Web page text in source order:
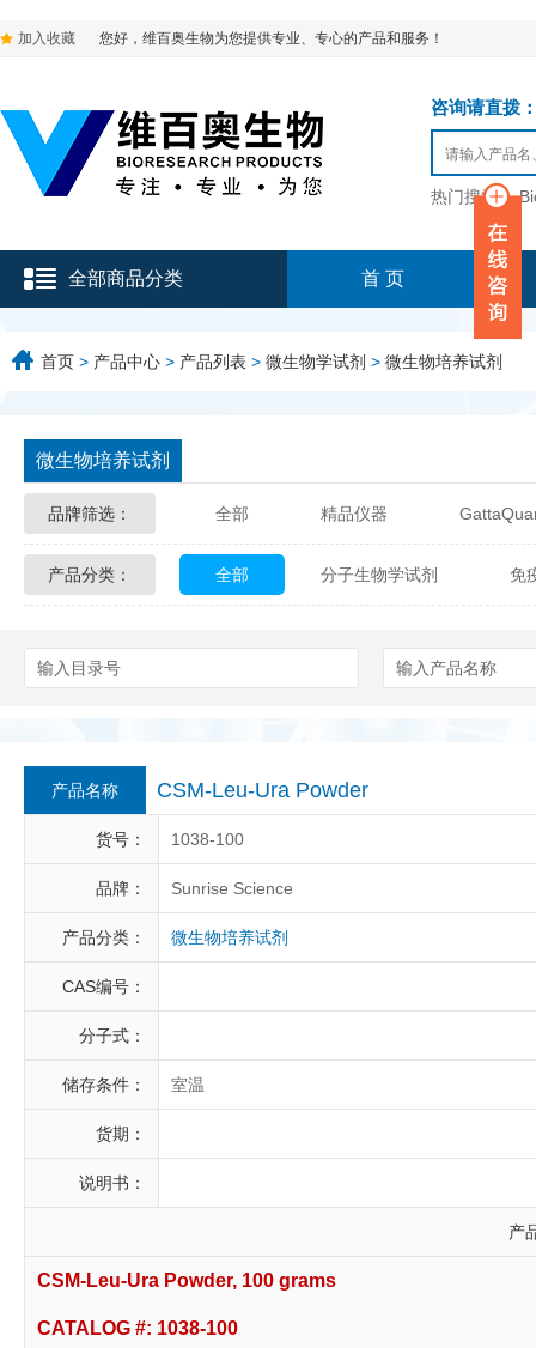
加入收藏 您好，维百奥生物为您提供专业、专心的产品和服务！
咨询请直拨
热门搜索：
全部商品分类 首 页
首页 > 产品中心 > 产品列表 > 微生物学试剂 > 微生物培养试剂
微生物培养试剂
品牌筛选： 全部 精品仪器
Glycon Biochem Sterlitech
Berry & Associates
LGC Maine Standards
Abbexa AbD Serotec
产品分类： 全部 分子生物学试剂 免
产品名称 CSM-Leu-Ura Powder
货号： 1038-100
品牌： Sunrise Science
产品分类： 微生物培养试剂
CAS编号：
分子式：
储存条件： 室温
货期：
说明书：
产
CSM-Leu-Ura Powder, 100 grams
CATALOG #: 1038-100